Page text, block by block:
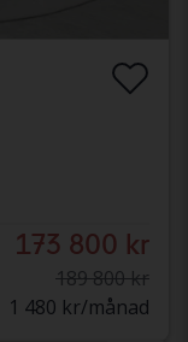
173 800 kr
189 800 kr
1 480 kr/månad